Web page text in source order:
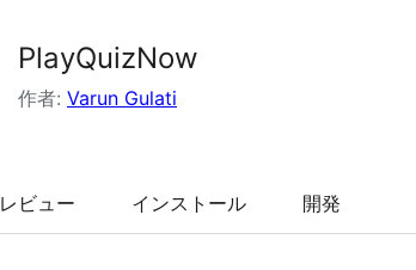
PlayQuizNow
作者: Varun Gulati
レビュー インストール 開発